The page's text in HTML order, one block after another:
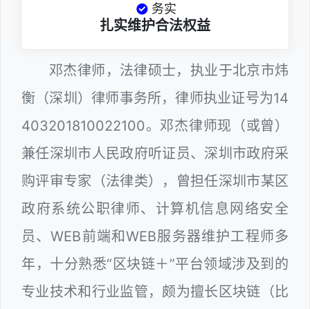
务实
扎实维护合法权益
邓杰律师，法律硕士，执业于北京市炜
衡（深圳）律师事务所，律师执业证号为14
403201810022100。邓杰律师现（或曾）
兼任深圳市人民政府听证员、深圳市政府采
购评审专家（法律类），曾担任深圳市某区
政府系统公职律师、计算机信息网络安全
员、WEB前端和WEB服务器维护工程师多
年，十分熟悉“区块链＋”平台领域涉及到的
专业技术和行业监管，颇为擅长区块链（比